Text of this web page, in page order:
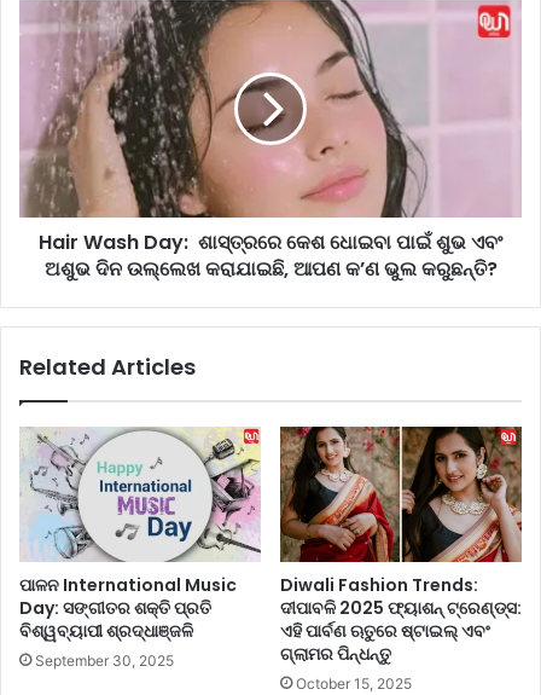
ରେ
ହୁ
ତ
ର୍ଚ୍ଚ
ବେ
ଏ
ରୋ
ଉ
ଚା
ର
ଆ
ପ
ଣ
ଙ୍କ
a
s
h
D
ସ୍ତ୍ର
ଧୋ
ଇ
ପା
ଶୁ
ଭ
ବଂ
Hair Wash Day: ଶାସ୍ତ୍ରରେ କେଶ ଧୋଇବା ପାଇଁ ଶୁଭ ଏବଂ
ଅଶୁଭ ଦିନ ଉଲ୍ଲେଖ କରାଯାଇଛି, ଆପଣ କ’ଣ ଭୁଲ କରୁଛନ୍ତି?
Related Articles
ପାଳନ International Music
Day: ସଙ୍ଗୀତର ଶକ୍ତି ପ୍ରତି
ବିଶ୍ୱବ୍ୟାପୀ ଶ୍ରଦ୍ଧାଞ୍ଜଳି
September 30, 2025
Diwali Fashion Trends:
ଦୀପାବଳି 2025 ଫ୍ୟାଶନ୍ ଟ୍ରେଣ୍ଡ୍ସ:
ଏହି ପାର୍ବଣ ଋତୁରେ ଷ୍ଟାଇଲ୍ ଏବଂ
ଗ୍ଲାମର ପିନ୍ଧନ୍ତୁ
October 15, 2025